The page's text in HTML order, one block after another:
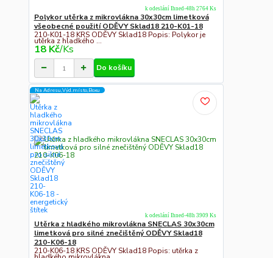
Polykor utěrka z mikrovlákna 30x30cm limetková
všeobecné použití ODĚVY Sklad18 210-K01-18
210-K01-18 KRS ODĚVY Sklad18 Popis: Polykor je
utěrka z hladkého ...
18 Kč/Ks
k odeslání Ihned-48h 2764 Ks
Do košíku
Na Adresu,Výd.místo,Boxu
Utěrka z hladkého mikrovlákna SNECLAS 30x30cm
limetková pro silné znečištěný ODĚVY Sklad18
210-K06-18
210-K06-18 KRS ODĚVY Sklad18 Popis: utěrka z
k odeslání Ihned-48h 3909 Ks